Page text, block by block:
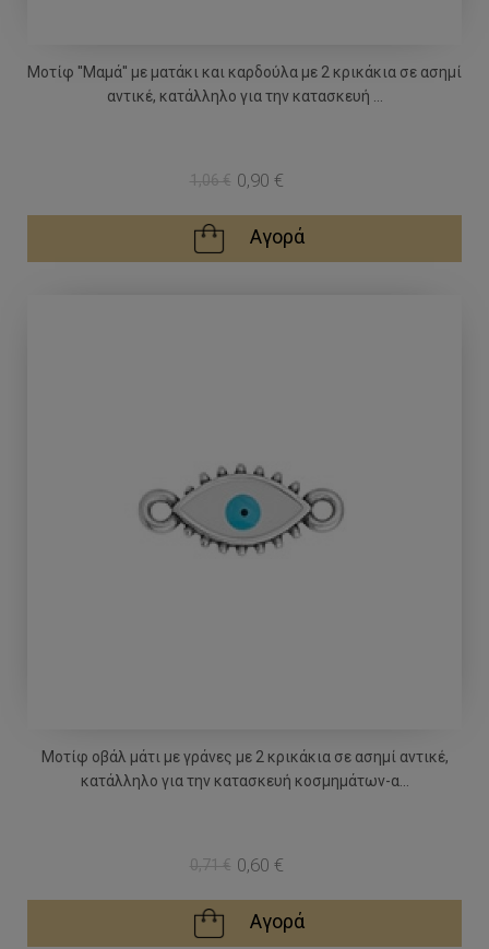
Μοτίφ ''Μαμά'' με ματάκι και καρδούλα με 2 κρικάκια σε ασημί
αντικέ, κατάλληλο για την κατασκευή ...
1,06 € 0,90 €
Αγορά
Μοτίφ οβάλ μάτι με γράνες με 2 κρικάκια σε ασημί αντικέ,
κατάλληλο για την κατασκευή κοσμημάτων-α...
0,71 € 0,60 €
Αγορά